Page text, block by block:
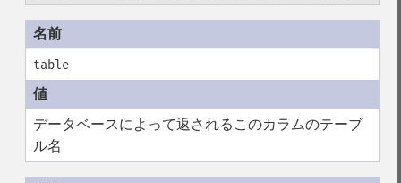
table
データベースによって返されるこのカラムのテーブ
ル名